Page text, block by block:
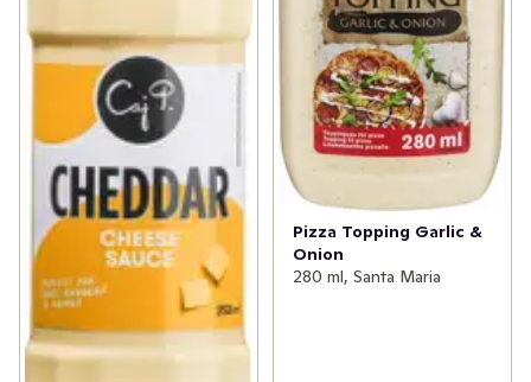
Pizza Topping Garlic &
Onion
280 ml, Santa Maria